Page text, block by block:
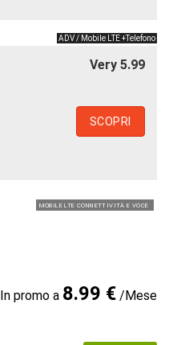
ADV / Mobile LTE +Telefono
Very 5.99
SCOPRI
MOBILE LTE CONNETTIVITÀ E VOCE
In promo a 8.99 €/Mese